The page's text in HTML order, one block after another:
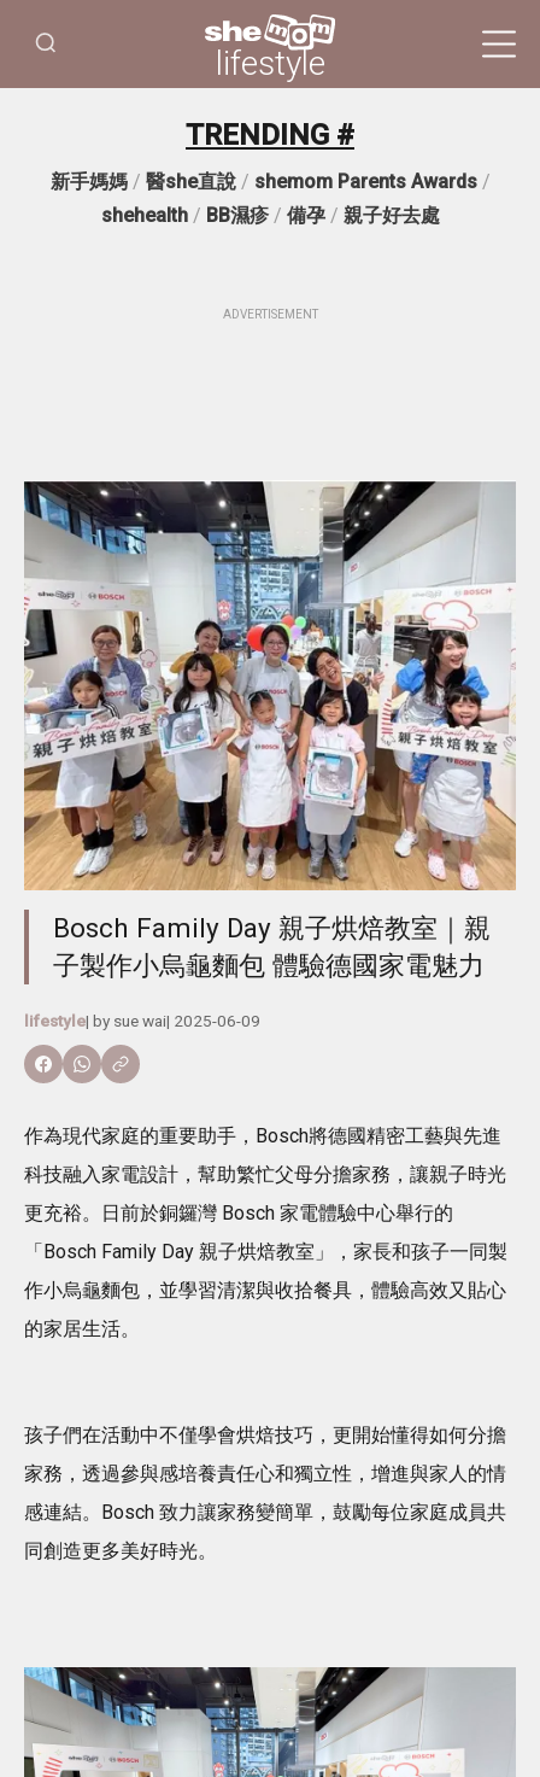
lifestyle
TRENDING #
新手媽媽/ 醫she直說/ shemom Parents Awards/
shehealth/ BB濕疹/ 備孕/ 親子好去處
ADVERTISEMENT
Bosch Family Day 親子烘焙教室｜親
子製作小烏龜麵包 體驗德國家電魅力
lifestyle| by sue wai| 2025-06-09
作為現代家庭的重要助手，Bosch將德國精密工藝與先進
科技融入家電設計，幫助繁忙父母分擔家務，讓親子時光
更充裕。日前於銅鑼灣 Bosch 家電體驗中心舉行的
「Bosch Family Day 親子烘焙教室」，家長和孩子一同製
作小烏龜麵包，並學習清潔與收拾餐具，體驗高效又貼心
的家居生活。
孩子們在活動中不僅學會烘焙技巧，更開始懂得如何分擔
家務，透過參與感培養責任心和獨立性，增進與家人的情
感連結。Bosch 致力讓家務變簡單，鼓勵每位家庭成員共
同創造更多美好時光。